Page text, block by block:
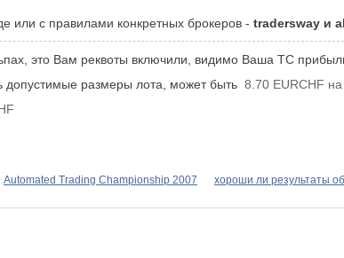
или с правилами конкретных брокеров - tradersway и
это Вам реквоты включили, видимо Ваша ТС
допустимые размеры лота, может быть 8.70 EURCHF
Automated Trading Championship 2007 хороши ли результаты